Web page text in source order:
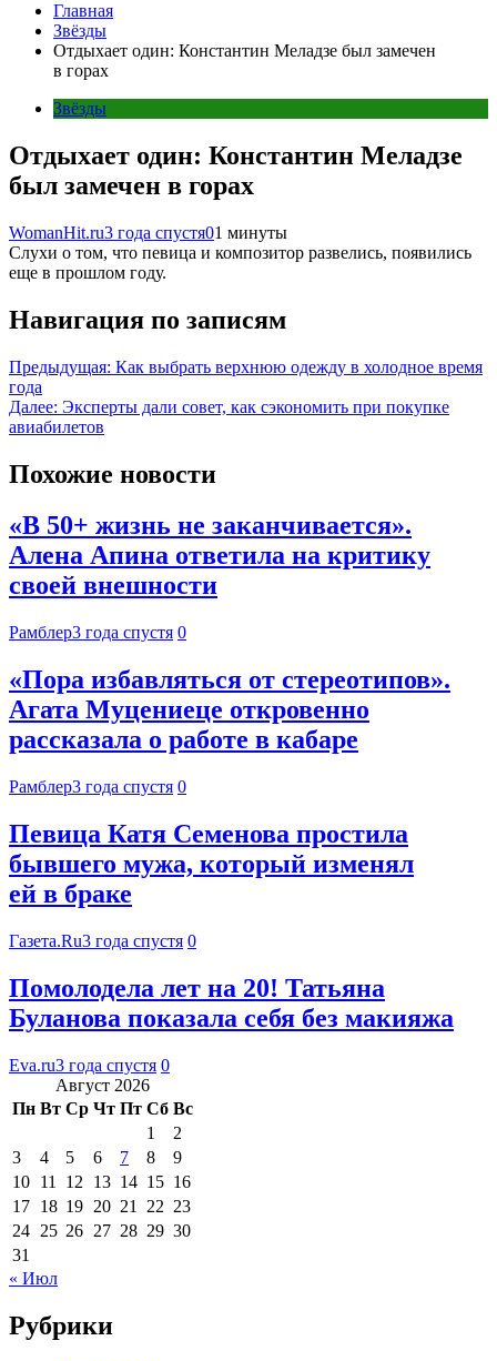
Главная
Звёзды
Отдыхает один: Константин Меладзе был замечен
в горах
Звёзды
Отдыхает один: Константин Меладзе
был замечен в горах
WomanHit.ru3 года спустя01 минуты
Слухи о том, что певица и композитор развелись, появились
еще в прошлом году.
Навигация по записям
Предыдущая: Как выбрать верхнюю одежду в холодное время
года
Далее: Эксперты дали совет, как сэкономить при покупке
авиабилетов
Похожие новости
«В 50+ жизнь не заканчивается».
Алена Апина ответила на критику
своей внешности
Рамблер3 года спустя 0
«Пора избавляться от стереотипов».
Агата Муцениеце откровенно
рассказала о работе в кабаре
Рамблер3 года спустя 0
Певица Катя Семенова простила
бывшего мужа, который изменял
ей в браке
Газета.Ru3 года спустя 0
Помолодела лет на 20! Татьяна
Буланова показала себя без макияжа
Eva.ru3 года спустя 0
Август 2026
Пн Вт Ср Чт Пт Сб Вс
1
2
3
4 5 6 7 8
9
10 11 12 13 14 15 16
17 18 19 20 21 22 23
24 25 26 27 28 29 30
31
« Июл
Рубрики